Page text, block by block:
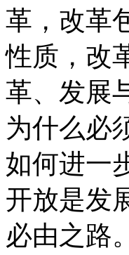
革，改革
性质，改
革、发展
为什么必
如何进一
开放是发
必由之路